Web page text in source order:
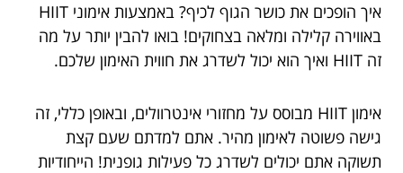
איך הופכים את כושר הגוף לכיף? באמצעות אימוני HIIT
באווירה קלילה ומלאה בצחוקים! בואו להבין יותר על מה
זה HIIT ואיך הוא יכול לשדרג את חווית האימון שלכם.
אימון HIIT מבוסס על מחזורי אינטרוולים, ובאופן כללי, זה
גישה פשוטה לאימון מהיר. אתם למדתם שעם קצת
תשוקה אתם יכולים לשדרג כל פעילות גופנית! הייחודיות